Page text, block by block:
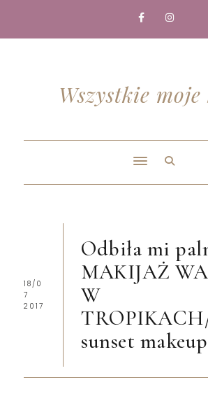
Wszystkie
18/0
7
2017
Odbiła mi
MAKIJAŻ
W
sunset